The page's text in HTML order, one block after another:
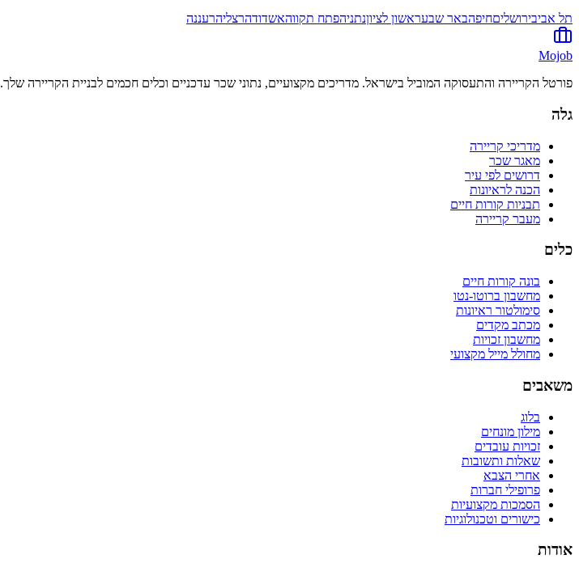
תל אביבירושליםחיפהבאר שבעראשון לציוןנתניהפתח תקווהאשדודהרצליהרעננה
Mojob
פורטל הקריירה והתעסוקה המוביל בישראל. מדריכים מקצועיים, נתוני שכר עדכניים וכלים חכמים לבניית הקריירה שלך.
גלה
מדריכי קריירה
מאגר שכר
דרושים לפי עיר
הכנה לראיונות
תבניות קורות חיים
מעבר קריירה
כלים
בונה קורות חיים
מחשבון ברוטו-נטו
סימולטור ראיונות
מכתב מקדים
מחשבון זכויות
מחולל מייל מקצועי
משאבים
בלוג
מילון מונחים
זכויות עובדים
שאלות ותשובות
אחרי הצבא
פרופילי חברות
הסמכות מקצועיות
כישורים וטכנולוגיות
אודות